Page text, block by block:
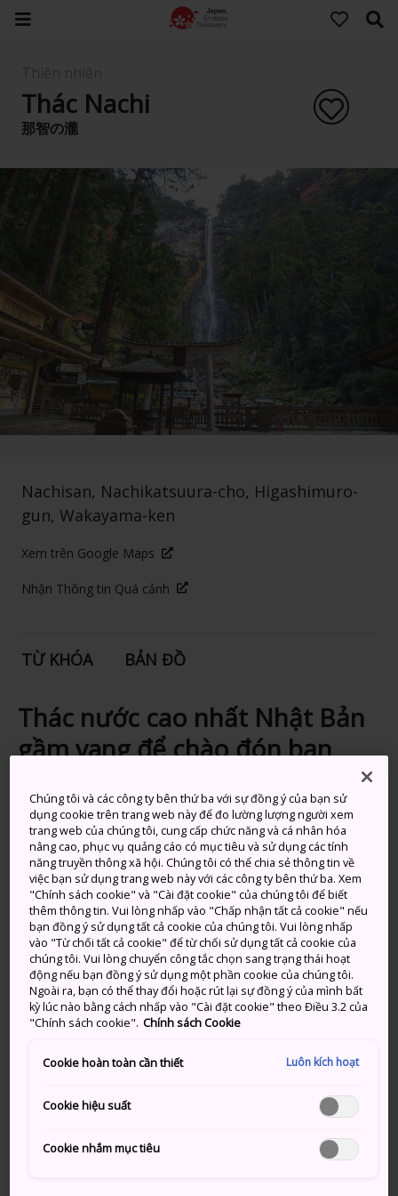
Thác Nachi
那智の瀧
Nachisan, Nachikatsuura-cho, Higashimuro-
gun, Wakayama-ken
Xem trên Google Maps
Nhận Thông tin Quá cảnh
TỪ KHÓA BẢN ĐỒ
Thác nước cao nhất Nhật Bản
gầm vang để chào đón bạn
linh thiêng
Bắt nguồn từ suối trong một khu rừng nguyên sinh
xanh mướt, với độ cao ngoạn mục từ độ cao 133 m,
Thác Nachi là thác nước cao nhất Nhật Bản.
Âm thanh rền vang như sấm của nước đổ xuống mỗi
giây sẽ mang đến cho cả các tín đồ và những người
ngoại đạo một trải nghiệm kỳ ảo.
Đừng bỏ lỡ
Sức mạnh và sự hùng vĩ của thác nước cao
Tại chân thác, bạn có thể tham quan đài
Chúng tôi và các công ty bên thứ ba với sự đồng ý của bạn sử
dụng cookie trên trang web này để đo lường lượng người xem
trang web của chúng tôi, cung cấp chức năng và cá nhân hóa
nâng cao, phục vụ quảng cáo có mục tiêu và sử dụng các tính
năng truyền thông xã hội. Chúng tôi có thể chia sẻ thông tin về
việc bạn sử dụng trang web này với các công ty bên thứ ba. Xem
"Chính sách cookie" và "Cài đặt cookie" của chúng tôi để biết
thêm thông tin. Vui lòng nhấp vào "Chấp nhận tất cả cookie" nếu
bạn đồng ý sử dụng tất cả cookie của chúng tôi. Vui lòng nhấp
vào "Từ chối tất cả cookie" để từ chối sử dụng tất cả cookie của
chúng tôi. Vui lòng chuyển công tắc chọn sang trạng thái hoạt
động nếu bạn đồng ý sử dụng một phần cookie của chúng tôi.
Ngoài ra, bạn có thể thay đổi hoặc rút lại sự đồng ý của mình bất
kỳ lúc nào bằng cách nhấp vào "Cài đặt cookie" theo Điều 3.2 của
"Chính sách cookie". Chính sách Cookie
Cookie hoàn toàn cần thiết Luôn kích hoạt
Cookie hiệu suất
Cookie nhắm mục tiêu